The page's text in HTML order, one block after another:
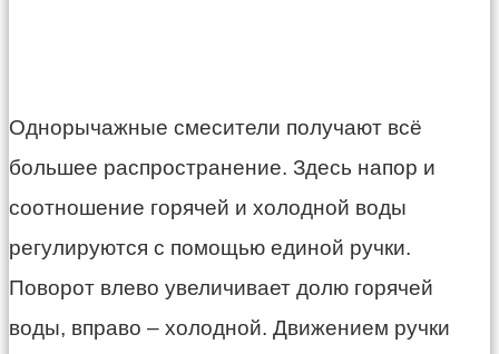
Однорычажные смесители получают всё
большее распространение. Здесь напор и
соотношение горячей и холодной воды
регулируются с помощью единой ручки.
Поворот влево увеличивает долю горячей
воды, вправо – холодной. Движением ручки